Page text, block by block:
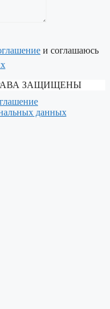
и соглашаюсь
ЗАЩИЩЕНЫ
данных